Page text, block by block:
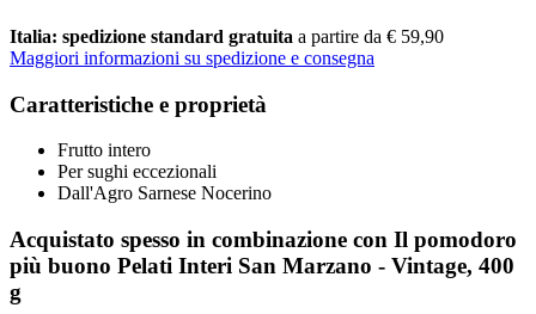
Italia: spedizione standard gratuita a partire da € 59,90
Maggiori informazioni su spedizione e consegna
Caratteristiche e proprietà
Frutto intero
Per sughi eccezionali
Dall'Agro Sarnese Nocerino
Acquistato spesso in combinazione con Il pomodoro
più buono Pelati Interi San Marzano - Vintage, 400
g